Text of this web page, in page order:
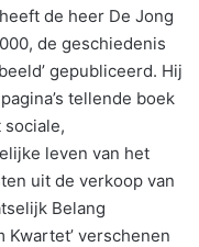
de heer De Jong
de geschiedenis
gepubliceerd. Hij
tellende boek
leven van het
uit de verkoop van
Belang
Kwartet’ verschenen